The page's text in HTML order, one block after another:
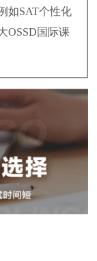
如SAT个性化
OSSD国际课